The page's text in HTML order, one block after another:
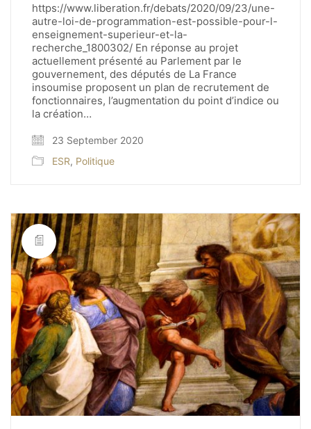
https://www.liberation.fr/debats/2020/09/23/une-
autre-loi-de-programmation-est-possible-pour-l-
enseignement-superieur-et-la-
recherche_1800302/ En réponse au projet
actuellement présenté au Parlement par le
gouvernement, des députés de La France
insoumise proposent un plan de recrutement de
fonctionnaires, l’augmentation du point d’indice ou
la création…
23 September 2020
ESR, Politique